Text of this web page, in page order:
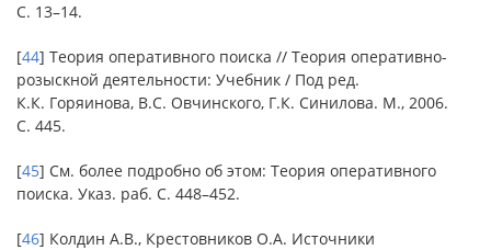
С. 13–14.
[44] Теория оперативного поиска // Теория оперативно-
розыскной деятельности: Учебник / Под ред.
К.К. Горяинова, В.С. Овчинского, Г.К. Синилова. М., 2006.
С. 445.
[45] См. более подробно об этом: Теория оперативного
поиска. Указ. раб. С. 448–452.
[46] Колдин А.В., Крестовников О.А. Источники